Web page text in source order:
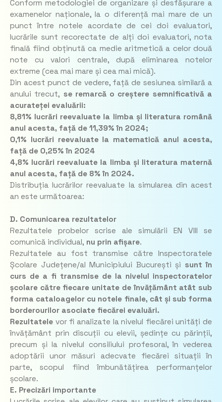
Conform metodologiei de organizare și desfășurare a
examenelor naționale, la o diferență mai mare de un
punct între notele acordate de cei doi evaluatori,
lucrările sunt recorectate de alți doi evaluatori, nota
finală fiind obținută ca medie aritmetică a celor două
note cu valori centrale, după eliminarea notelor
extreme (cea mai mare și cea mai mică).
Din acest punct de vedere, față de sesiunea similară a
anului trecut, se remarcă o creștere semnificativă a
acurateței evaluării:
8,81% lucrări reevaluate la limba și literatura română
anul acesta, față de 11,39% în 2024;
0,1% lucrări reevaluate la matematică anul acesta,
față de 0,25% în 2024
4,8% lucrări reevaluate la limba și literatura maternă
anul acesta, față de 8% în 2024.
Distribuția lucrărilor reevaluate la simularea din acest
an este următoarea:
D. Comunicarea rezultatelor
Rezultatele probelor scrise ale simulării EN VIII se
comunică individual, nu prin afișare.
Rezultatele au fost transmise către Inspectoratele
Școlare Județene/al Municipiului București și sunt în
curs de a fi transmise de la nivelul inspectoratelor
școlare către fiecare unitate de învățământ atât sub
forma cataloagelor cu notele finale, cât și sub forma
borderourilor asociate fiecărei evaluări.
Rezultatele vor fi analizate la nivelul fiecărei unități de
învățământ prin discuții cu elevii, ședințe cu părinții,
precum și la nivelul consiliului profesoral, în vederea
adoptării unor măsuri adecvate fiecărei situații în
parte, scopul fiind îmbunătățirea performanțelor
școlare.
E. Precizări importante